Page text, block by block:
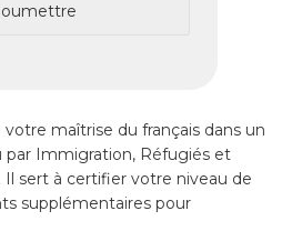
le TCF
votre maîtrise du français dans un
Immigration, Réfugiés et
Il sert à certifier votre niveau de
supplémentaires pour